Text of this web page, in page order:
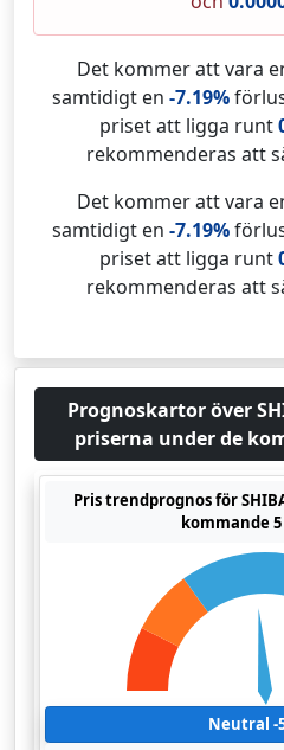
Det kommer att vara
samtidigt en -7.19%
priset att ligga runt
rekommenderas att
Det kommer att vara
samtidigt en -7.19%
priset att ligga runt
rekommenderas att
Prognoskartor över
priserna under de
Pris trendprognos för
kommande
Neutral -